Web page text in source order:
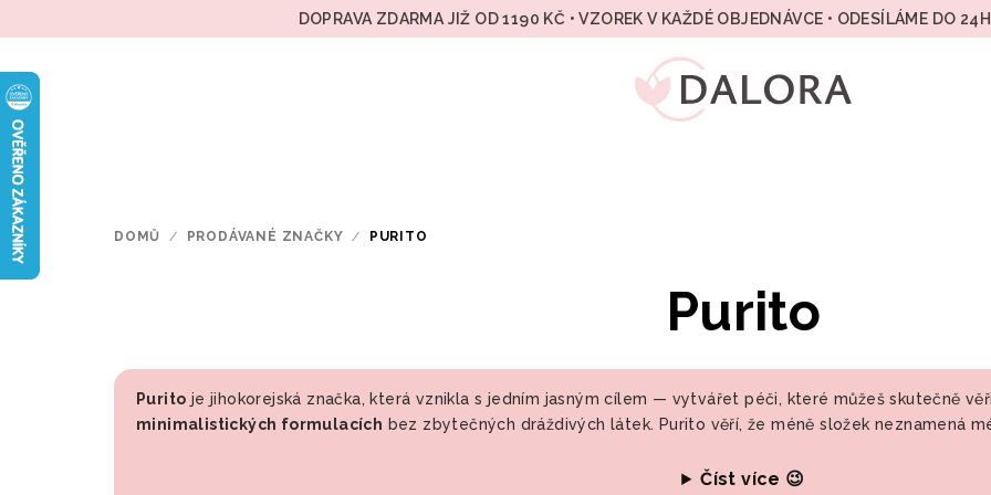
na
DOPRAVA ZDARMA JIŽ OD 1190 KČ • VZOREK V KAŽDÉ OBJEDNÁVCE • ODESÍLÁME DO
DOMŮ / PRODÁVANÉ ZNAČKY / PURITO
Purito
Purito je jihokorejská značka, která vznikla s jedním jasným cílem — vytvářet péči, které můžeš skutečně
minimalistických formulacích bez zbytečných dráždivých látek. Purito věří, že méně složek neznamená
Číst více 😉